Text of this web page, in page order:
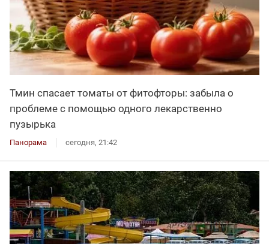
Тмин спасает томаты от фитофторы: забыла о
проблеме с помощью одного лекарственно
пузырька
Панорама сегодня, 21:42